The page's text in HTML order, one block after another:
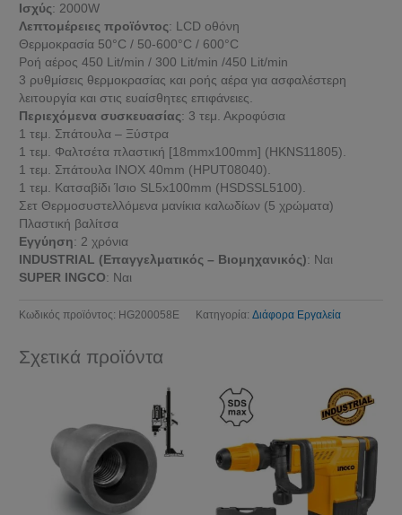
Ισχύς: 2000W
Λεπτομέρειες προϊόντος: LCD οθόνη
Θερμοκρασία 50°C / 50-600°C / 600°C
Ροή αέρος 450 Lit/min / 300 Lit/min /450 Lit/min
3 ρυθμίσεις θερμοκρασίας και ροής αέρα για ασφαλέστερη
λειτουργία και στις ευαίσθητες επιφάνειες.
Περιεχόμενα συσκευασίας: 3 τεμ. Ακροφύσια
1 τεμ. Σπάτουλα – Ξύστρα
1 τεμ. Φαλτσέτα πλαστική [18mmx100mm] (HKNS11805).
1 τεμ. Σπάτουλα INOX 40mm (HPUT08040).
1 τεμ. Κατσαβίδι Ίσιο SL5x100mm (HSDSSL5100).
Σετ Θερμοσυστελλόμενα μανίκια καλωδίων (5 χρώματα)
Πλαστική βαλίτσα
Εγγύηση: 2 χρόνια
INDUSTRIAL (Επαγγελματικός – Βιομηχανικός): Ναι
SUPER INGCO: Ναι
Κωδικός προϊόντος: HG200058E Κατηγορία:Διάφορα Εργαλεία
Σχετικά προϊόντα